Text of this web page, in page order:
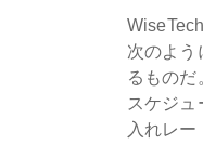
次のよう
るもの
スケジ
入れレ